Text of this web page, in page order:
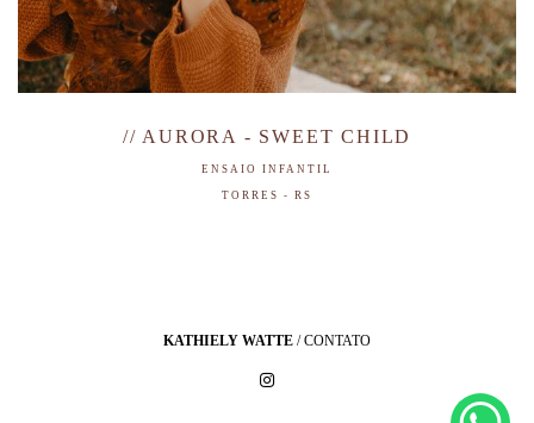
// AURORA - SWEET CHILD
ENSAIO INFANTIL
TORRES - RS
KATHIELY WATTE /CONTATO